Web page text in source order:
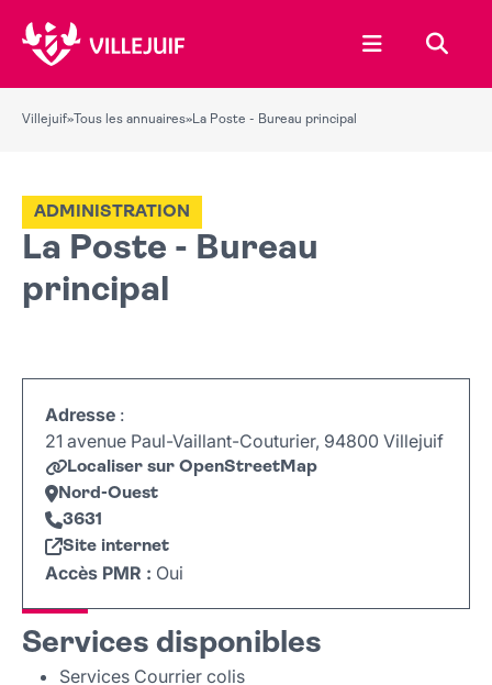
Ouvrir le
Villejuif» Tous les annuaires»La Poste - Bureau principal
La Poste - Bureau
principal
ADMINISTRATION
Adresse :
21 avenue Paul-Vaillant-Couturier, 94800 Villejuif
Localiser sur OpenStreetMap
Nord-Ouest
3631
Site internet
Accès PMR : Oui
+
−
Services disponibles
Services Courrier colis